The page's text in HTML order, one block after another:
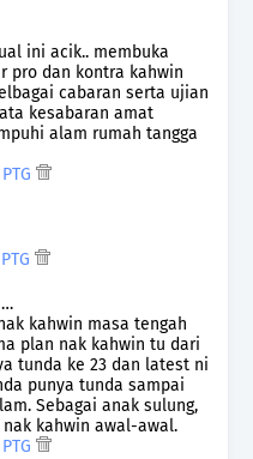
ini acik.. membuka
pro dan kontra kahwin
cabaran serta ujian
kesabaran amat
alam rumah tangga
kahwin masa tengah
plan nak kahwin tu dari
tunda ke 23 dan latest ni
punya tunda sampai
Sebagai anak sulung,
kahwin awal-awal.